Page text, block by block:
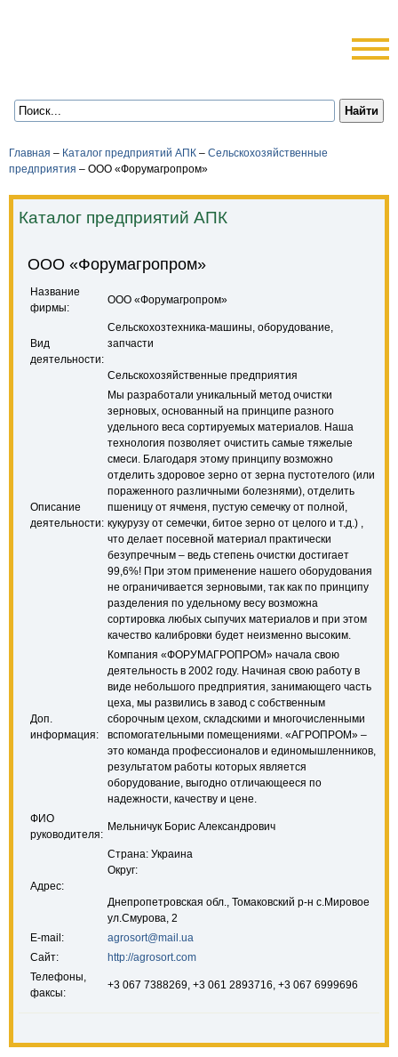
Главная – Каталог предприятий АПК – Сельскохозяйственные
предприятия – ООО «Форумагропром»
Каталог предприятий АПК
ООО «Форумагропром»
Название
фирмы:
ООО «Форумагропром»
Вид
деятельности:
Сельскохозтехника-машины, оборудование,
запчасти
Сельскохозяйственные предприятия
Описание
деятельности:
Мы разработали уникальный метод очистки
зерновых, основанный на принципе разного
удельного веса сортируемых материалов. Наша
технология позволяет очистить самые тяжелые
смеси. Благодаря этому принципу возможно
отделить здоровое зерно от зерна пустотелого (или
пораженного различными болезнями), отделить
пшеницу от ячменя, пустую семечку от полной,
кукурузу от семечки, битое зерно от целого и т.д.) ,
что делает посевной материал практически
безупречным – ведь степень очистки достигает
99,6%! При этом применение нашего оборудования
не ограничивается зерновыми, так как по принципу
разделения по удельному весу возможна
сортировка любых сыпучих материалов и при этом
качество калибровки будет неизменно высоким.
Доп.
информация:
Компания «ФОРУМАГРОПРОМ» начала свою
деятельность в 2002 году. Начиная свою работу в
виде небольшого предприятия, занимающего часть
цеха, мы развились в завод с собственным
сборочным цехом, складскими и многочисленными
вспомогательными помещениями. «АГРОПРОМ» –
это команда профессионалов и единомышленников,
результатом работы которых является
оборудование, выгодно отличающееся по
надежности, качеству и цене.
ФИО
руководителя:
Мельничук Борис Александрович
Адрес:
Страна: Украина
Округ:
Днепропетровская обл., Томаковский р-н с.Мировое
ул.Смурова, 2
E-mail:
agrosort@mail.ua
Сайт:
http://agrosort.com
Телефоны,
факсы:
+3 067 7388269, +3 061 2893716, +3 067 6999696